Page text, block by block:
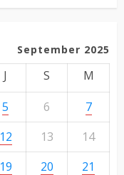
September 2025
J S
M
5 6
7
12 13
14
19 20
21